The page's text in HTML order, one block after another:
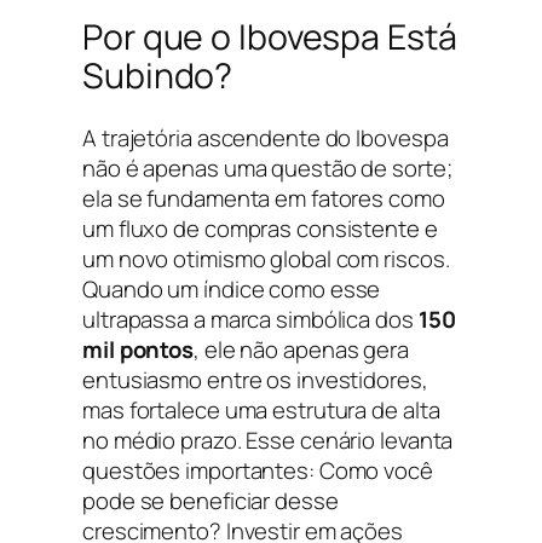
Por que o Ibovespa Está
Subindo?
A trajetória ascendente do Ibovespa
não é apenas uma questão de sorte;
ela se fundamenta em fatores como
um fluxo de compras consistente e
um novo otimismo global com riscos.
Quando um índice como esse
ultrapassa a marca simbólica dos 150
mil pontos, ele não apenas gera
entusiasmo entre os investidores,
mas fortalece uma estrutura de alta
no médio prazo. Esse cenário levanta
questões importantes: Como você
pode se beneficiar desse
crescimento? Investir em ações